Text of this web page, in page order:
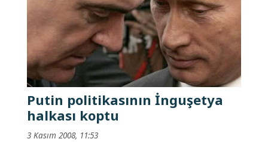
Putin politikasının İnguşetya
halkası koptu
3 Kasım 2008, 11:53